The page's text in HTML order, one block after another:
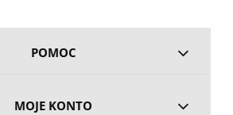
POMOC
MOJE KONTO